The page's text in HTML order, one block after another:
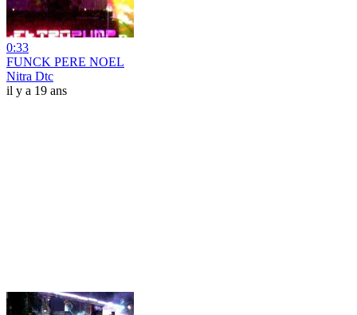
0:33
FUNCK PERE NOEL
Nitra Dtc
il y a 19 ans